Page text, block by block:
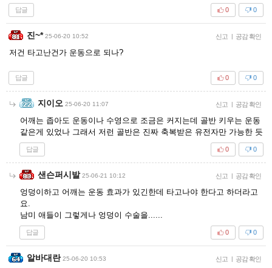
답글 0
0
진~* 25-06-20 10:52 신고 | 공감 확인
저건 타고난건가 운동으로 되나?
답글 0
0
지이오 25-06-20 11:07 신고 | 공감 확인
어깨는 좁아도 운동이나 수영으로 조금은 커지는데 골반 키우는 운동
같은게 있었나 그래서 저런 골반은 진짜 축복받은 유전자만 가능한 듯
답글 0
0
샌슨퍼시발 25-06-21 10:12 신고 | 공감 확인
엉덩이하고 어깨는 운동 효과가 있긴한데 타고나야 한다고 하더라고
요.
남미 애들이 그렇게나 엉덩이 수술을......
답글 0
0
알바대란 25-06-20 10:53 신고 | 공감 확인